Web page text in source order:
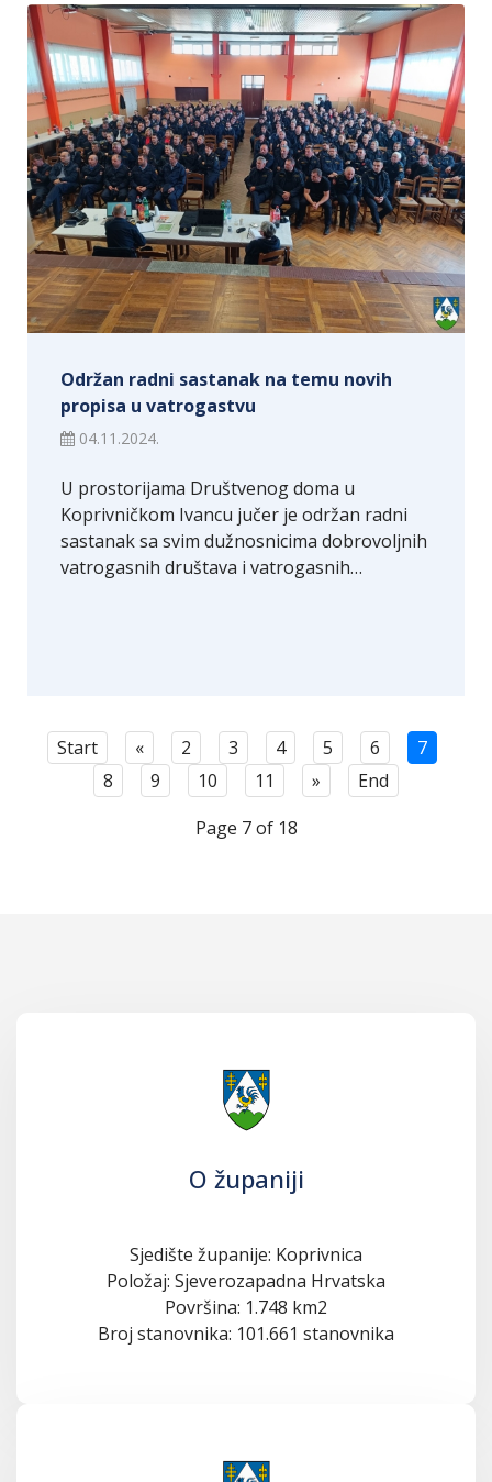
Održan radni sastanak na temu novih
propisa u vatrogastvu
04.11.2024.
U prostorijama Društvenog doma u
Koprivničkom Ivancu jučer je održan radni
sastanak sa svim dužnosnicima dobrovoljnih
vatrogasnih društava i vatrogasnih…
Start « 2 3 4 5 6
7
8
9 10 11 »
End
Page 7 of 18
O županiji
Sjedište županije: Koprivnica
Položaj: Sjeverozapadna Hrvatska
Površina: 1.748 km2
Broj stanovnika: 101.661 stanovnika